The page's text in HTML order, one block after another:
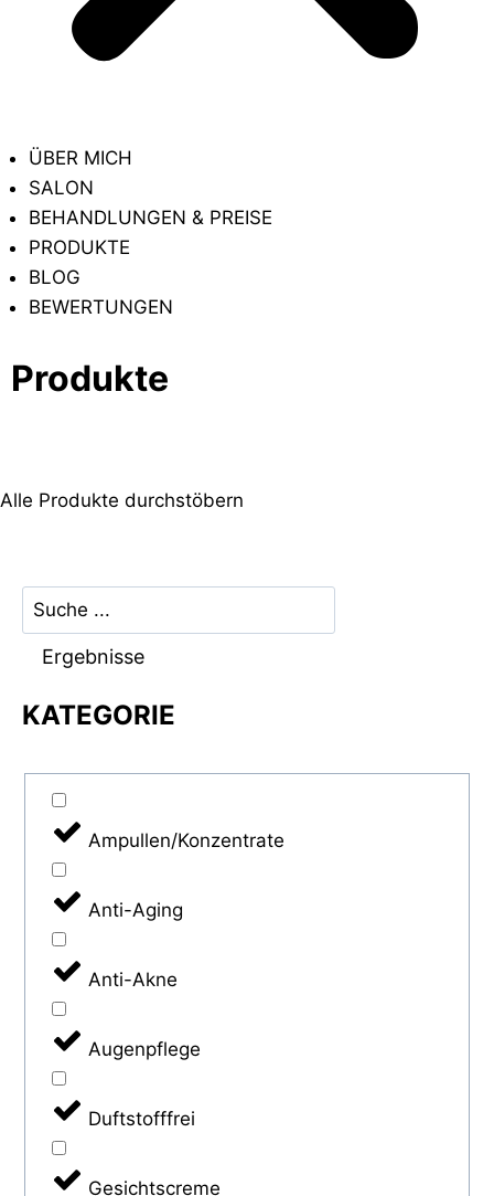
ÜBER MICH
SALON
BEHANDLUNGEN & PREISE
PRODUKTE
BLOG
BEWERTUNGEN
Produkte
Alle Produkte durchstöbern
Ergebnisse
KATEGORIE
Ampullen/Konzentrate
Anti-Aging
Anti-Akne
Augenpflege
Duftstofffrei
Gesichtscreme